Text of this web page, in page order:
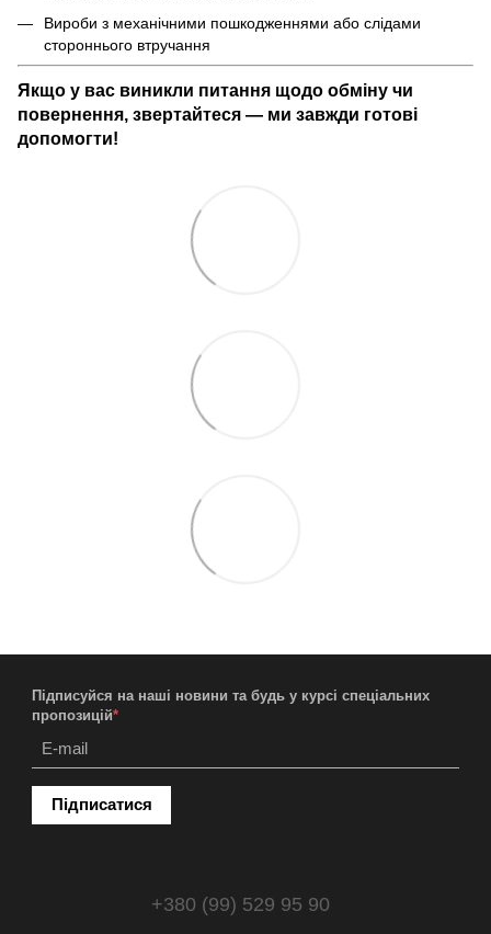
Вироби з механічними пошкодженнями або слідами
стороннього втручання
Якщо у вас виникли питання щодо обміну чи
повернення, звертайтеся — ми завжди готові
допомогти!
Підписуйся на наші новини та будь у курсі спеціальних
пропозицій*
Підписатися
+380 (99) 529 95 90